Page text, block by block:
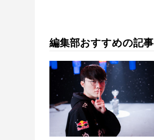
編集部おすすめの記事